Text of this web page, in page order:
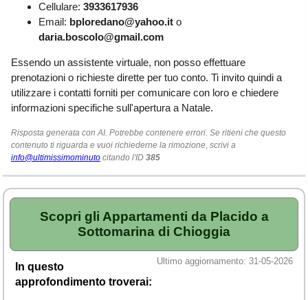
Cellulare: 3933617936
Email: bploredano@yahoo.it o
daria.boscolo@gmail.com
Essendo un assistente virtuale, non posso effettuare
prenotazioni o richieste dirette per tuo conto. Ti invito quindi a
utilizzare i contatti forniti per comunicare con loro e chiedere
informazioni specifiche sull'apertura a Natale.
Risposta generata con AI. Potrebbe contenere errori. Se ritieni che questo
contenuto ti riguarda e vuoi richiederne la rimozione, scrivi a
info@ultimissimominuto citando l'ID 385
Scopri gli Appartamenti da Placido a
Sottomarina di Chioggia
Ultimo aggiornamento: 31-05-2026
In questo
approfondimento troverai:
Sardegna(455)
Sicilia(821)
Toscana
Trentino - Alto Adige
(139)
Valle d'Aosta(28)